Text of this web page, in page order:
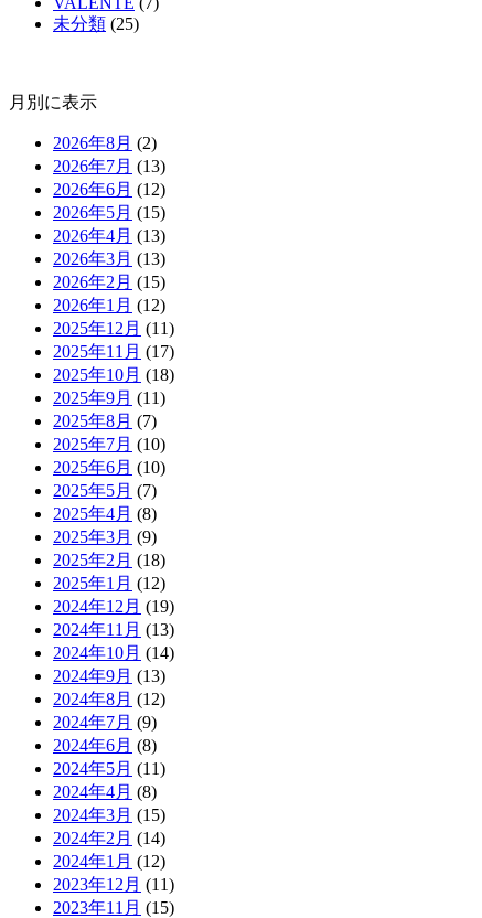
未分類 (25)
月別に表示
2026年8月 (2)
2026年7月 (13)
2026年6月 (12)
2026年5月 (15)
2026年4月 (13)
2026年3月 (13)
2026年2月 (15)
2026年1月 (12)
2025年12月 (11)
2025年11月 (17)
2025年10月 (18)
2025年9月 (11)
2025年8月 (7)
2025年7月 (10)
2025年6月 (10)
2025年5月 (7)
2025年4月 (8)
2025年3月 (9)
2025年2月 (18)
2025年1月 (12)
2024年12月 (19)
2024年11月 (13)
2024年10月 (14)
2024年9月 (13)
2024年8月 (12)
2024年7月 (9)
2024年6月 (8)
2024年5月 (11)
2024年4月 (8)
2024年3月 (15)
2024年2月 (14)
2024年1月 (12)
2023年12月 (11)
2023年11月 (15)